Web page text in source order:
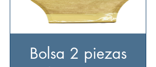
Bolsa 2 piezas